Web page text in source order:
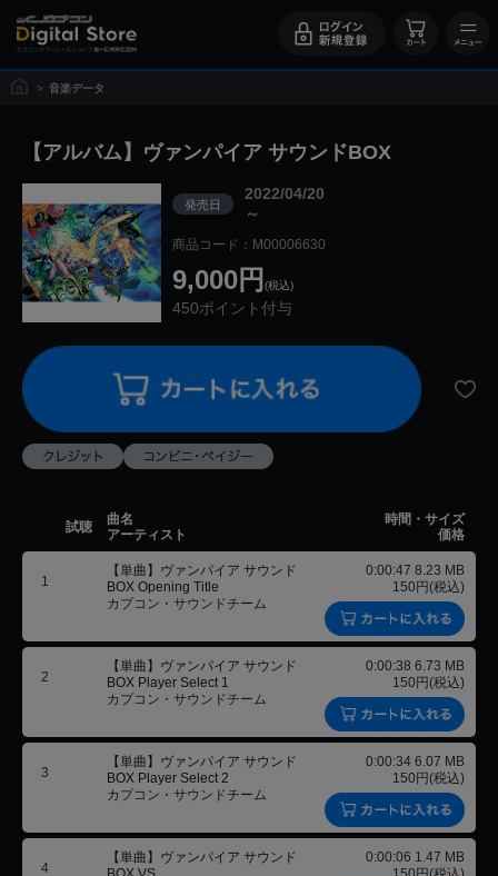
> 音楽データ
【アルバム】ヴァンパイア サウンドBOX
発売日
2022/04/20
～
商品コード：M00006630
9,000円 (税込)
450ポイント付与
試聴
曲名
アーティスト
時間・サイズ
価格
1
【単曲】ヴァンパイア サウンド
BOX Opening Title
カプコン・サウンドチーム
0:00:47 8.23 MB
150円(税込)
2
【単曲】ヴァンパイア サウンド
BOX Player Select 1
カプコン・サウンドチーム
0:00:38 6.73 MB
150円(税込)
3
【単曲】ヴァンパイア サウンド
BOX Player Select 2
カプコン・サウンドチーム
0:00:34 6.07 MB
150円(税込)
4
【単曲】ヴァンパイア サウンド
0:00:06 1.47 MB